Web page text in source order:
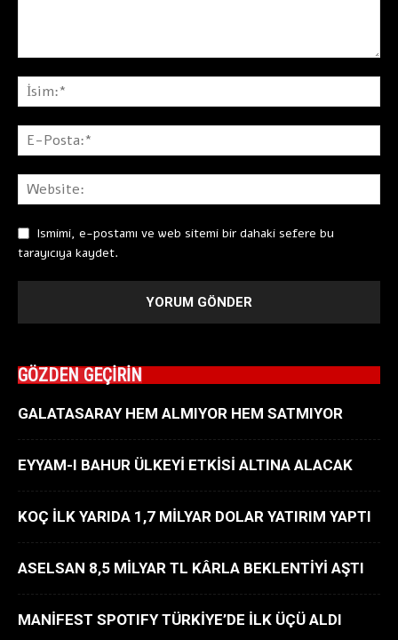
Ismimi, e-postamı ve web sitemi bir dahaki sefere bu
tarayıcıya kaydet.
GÖZDEN GEÇİRİN
GALATASARAY HEM ALMIYOR HEM SATMIYOR
EYYAM-I BAHUR ÜLKEYİ ETKİSİ ALTINA ALACAK
KOÇ İLK YARIDA 1,7 MİLYAR DOLAR YATIRIM YAPTI
ASELSAN 8,5 MİLYAR TL KÂRLA BEKLENTİYİ AŞTI
MANİFEST SPOTIFY TÜRKİYE’DE İLK ÜÇÜ ALDI